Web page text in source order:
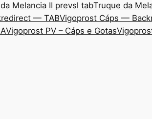
Melancia II prevsl tabTruque da
— TABVigoprost Cáps —
Vigoprost PV – Cáps e Gotas